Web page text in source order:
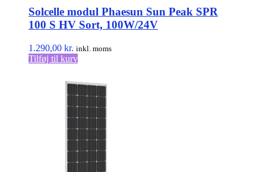
Solcelle modul Phaesun Sun Peak SPR
100 S HV Sort, 100W/24V
1.290,00 kr. inkl. moms
Tilføj til kurv